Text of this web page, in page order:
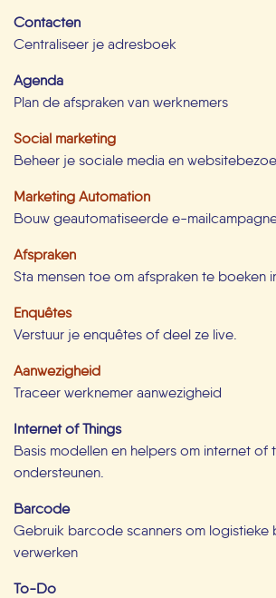
Contacten
Centraliseer je adresboek
Agenda
Plan de afspraken van werknemers
Social marketing
Beheer je sociale media en
Marketing Automation
Bouw geautomatiseerde e-
Afspraken
Sta mensen toe om afspraken te boeken
Enquêtes
Verstuur je enquêtes of deel ze live.
Aanwezigheid
Traceer werknemer aanwezigheid
Internet of Things
Basis modellen en helpers om internet of
ondersteunen.
Barcode
Gebruik barcode scanners om logistieke
verwerken
To-Do